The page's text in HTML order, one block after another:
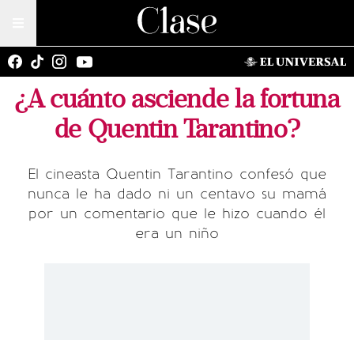
¿A cuánto asciende la fortuna
de Quentin Tarantino?
El cineasta Quentin Tarantino confesó que
nunca le ha dado ni un centavo su mamá
por un comentario que le hizo cuando él
era un niño